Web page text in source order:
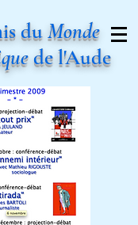
duMonde
de l'Aude